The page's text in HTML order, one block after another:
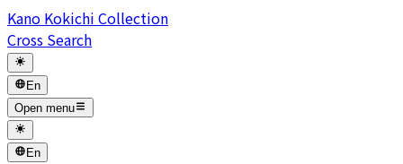
Kano Kokichi Collection
Cross Search
En
Open menu
En